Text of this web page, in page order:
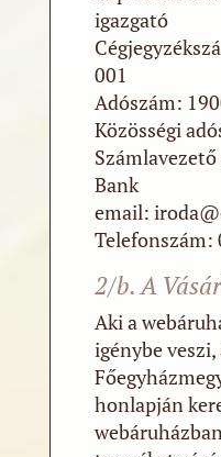
igazgató
001
Adószám:
Közösségi
Bank
email:
2/b. A
Aki a
igénybe veszi,
honlapján